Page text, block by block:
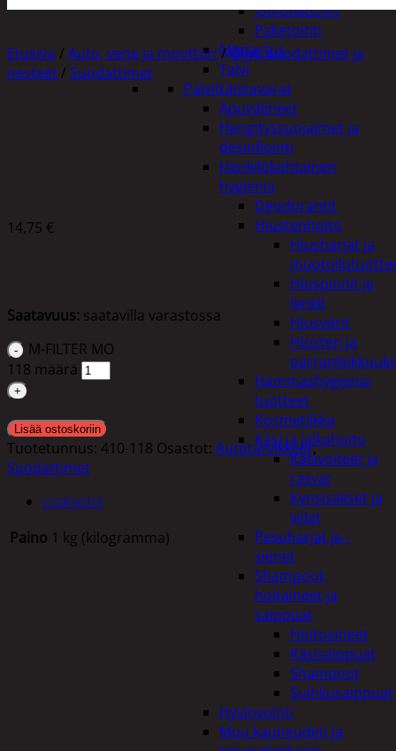
Joulutekstiilit
Paketointi
Marjastus
Talvi
Päivittäistavarat
Apuvälineet
Hengityssuojaimet ja
desinfiointi
Henkilökohtainen
hygienia
Deodorantit
Hiustenhoito
Hiusharjat ja
Hiuspinnit ja
lenkit
Hiusvärit
Hiusten ja
Hammashygienia
tuotteet
Kosmetiikka
Käsi ja jalkahoito
Käsivoiteet ja
rasvat
Kynsisakset ja
viilat
Pesuharjat ja -
sienet
Shampoot,
hoitaineet ja
saippuat
Hoitoaineet
Käsisaippuat
Shampoot
Suihkusaippuat
Hyvinvointi
Muu kauneuden ja
Etusivu / Auto, vene ja moottori /Öljyt, suodattimet ja
nesteet / Suodattimet
14,75 €
Saatavuus: saatavilla varastossa
M-FILTER MO
118 määrä
Lisää ostoskoriin
Tuotetunnus: 410-118 Osastot: Autotarvikkeet,
Suodattimet
Lisätiedot
Paino 1 kg (kilogramma)